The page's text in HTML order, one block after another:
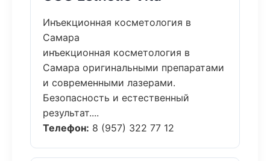
Инъекционная косметология в
Самара
инъекционная косметология в
Самара оригинальными препаратами
и современными лазерами.
Безопасность и естественный
результат....
Телефон: 8 (957) 322 77 12